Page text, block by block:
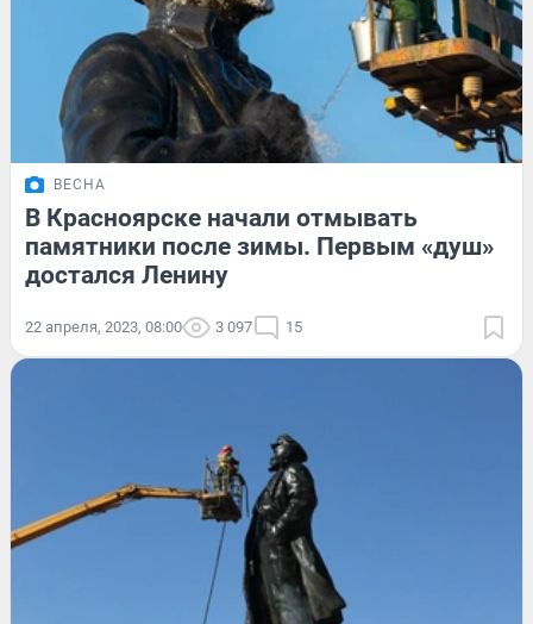
ВЕСНА
В Красноярске начали отмывать
памятники после зимы. Первым «душ»
достался Ленину
22 апреля, 2023, 08:00 3 097 15